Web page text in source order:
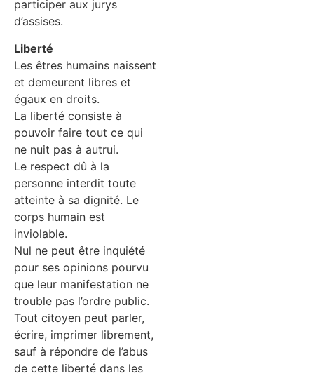
participer aux jurys
d’assises.
Liberté
Les êtres humains naissent
et demeurent libres et
égaux en droits.
La liberté consiste à
pouvoir faire tout ce qui
ne nuit pas à autrui.
Le respect dû à la
personne interdit toute
atteinte à sa dignité. Le
corps humain est
inviolable.
Nul ne peut être inquiété
pour ses opinions pourvu
que leur manifestation ne
trouble pas l’ordre public.
Tout citoyen peut parler,
écrire, imprimer librement,
sauf à répondre de l’abus
de cette liberté dans les